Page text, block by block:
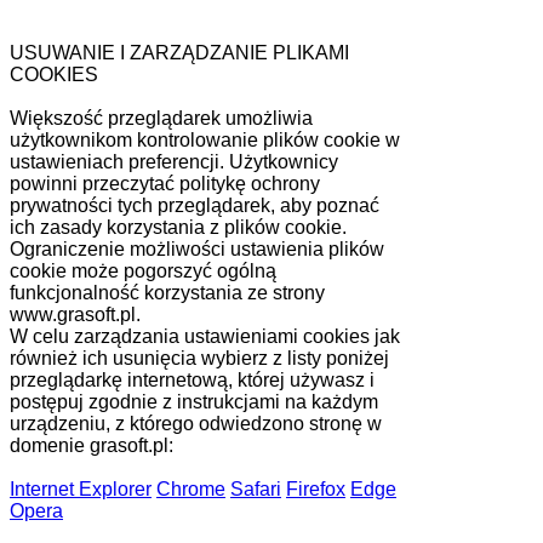
USUWANIE I ZARZĄDZANIE PLIKAMI
COOKIES
Większość przeglądarek umożliwia
użytkownikom kontrolowanie plików cookie w
ustawieniach preferencji. Użytkownicy
powinni przeczytać politykę ochrony
prywatności tych przeglądarek, aby poznać
ich zasady korzystania z plików cookie.
Ograniczenie możliwości ustawienia plików
cookie może pogorszyć ogólną
funkcjonalność korzystania ze strony
www.grasoft.pl.
W celu zarządzania ustawieniami cookies jak
również ich usunięcia wybierz z listy poniżej
przeglądarkę internetową, której używasz i
postępuj zgodnie z instrukcjami na każdym
urządzeniu, z którego odwiedzono stronę w
domenie grasoft.pl:
Internet Explorer Chrome Safari Firefox Edge
Opera